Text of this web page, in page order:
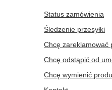
Status zamówienia
Śledzenie przesyłki
Chcę zareklamować
Chcę odstąpić od
Chcę wymienić